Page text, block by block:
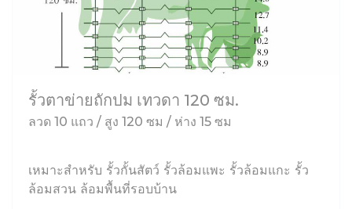
รั้วตาข่ายถักปม เทวดา 120 ซม.
ลวด 10 แถว / สูง 120 ซม / ห่าง 15 ซม
เหมาะสำหรับ รั้วกั้นสัตว์ รั้วล้อมแพะ รั้วล้อมแกะ รั้ว
ล้อมสวน ล้อมพื้นที่รอบบ้าน